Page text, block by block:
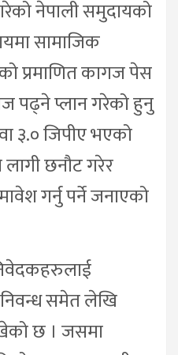
नेपाली समुदायको
सामाजिक
प्रमाणित कागज पेस
पढ्ने प्लान गरेको हुनु
३.० जिपीए भएको
छनौट गरेर
गर्नु पर्ने जनाएको
निवन्ध समेत लेखि
छ । जसमा